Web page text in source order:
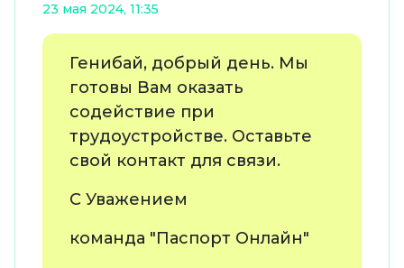
23 мая 2024, 11:35
Генибай, добрый день. Мы
готовы Вам оказать
содействие при
трудоустройстве. Оставьте
свой контакт для связи.
С Уважением
команда "Паспорт Онлайн"